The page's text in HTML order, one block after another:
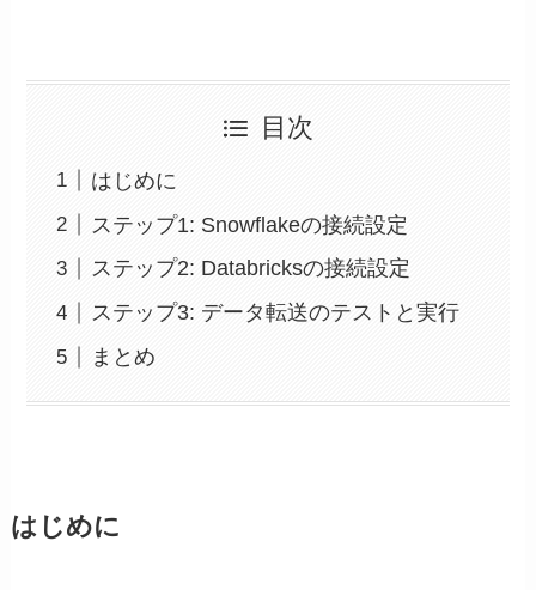
目次
はじめに
ステップ1: Snowflakeの接続設定
ステップ2: Databricksの接続設定
ステップ3: データ転送のテストと実行
まとめ
はじめに